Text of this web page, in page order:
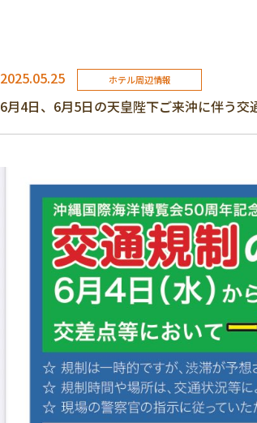
2025.05.25 ホテル周辺情報
6月4日、6月5日の天皇陛下ご来沖に伴う交